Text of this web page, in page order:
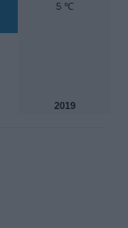
5 ℃
2019